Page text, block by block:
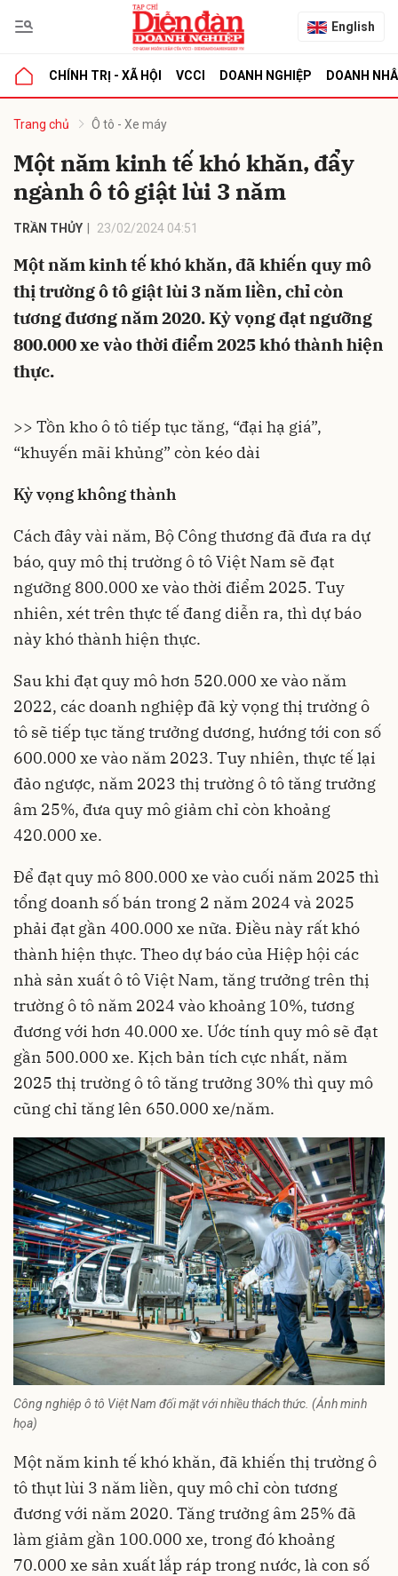
English
CHÍNH TRỊ - XÃ HỘI VCCI DOANH NGHIỆP DOANH
Trang chủ Ô tô - Xe máy
Một năm kinh tế khó khăn, đẩy
ngành ô tô giật lùi 3 năm
TRẦN THỦY 23/02/2024 04:51
Một năm kinh tế khó khăn, đã khiến quy mô
thị trường ô tô giật lùi 3 năm liền, chỉ còn
tương đương năm 2020. Kỳ vọng đạt ngưỡng
800.000 xe vào thời điểm 2025 khó thành hiện
thực.
>> Tồn kho ô tô tiếp tục tăng, “đại hạ giá”,
“khuyến mãi khủng” còn kéo dài
Kỳ vọng không thành
Cách đây vài năm, Bộ Công thương đã đưa ra dự
báo, quy môthị trường ô tôViệt Nam sẽ đạt
ngưỡng 800.000 xe vào thời điểm 2025. Tuy
nhiên, xét trên thực tế đang diễn ra, thì dự báo
này khó thành hiện thực.
Sau khi đạt quy mô hơn 520.000 xe vào năm
2022, các doanh nghiệp đã kỳ vọng thị trường ô
tô sẽ tiếp tục tăng trưởng dương, hướng tới con số
600.000 xe vào năm 2023. Tuy nhiên, thực tế lại
đảo ngược, năm 2023 thị trường ô tô tăng trưởng
âm 25%, đưa quy mô giảm chỉ còn khoảng
420.000 xe.
Để đạt quy mô 800.000 xe vào cuối năm 2025 thì
tổng doanh số bán trong 2 năm 2024 và 2025
phải đạt gần 400.000 xe nữa. Điều này rất khó
thành hiện thực. Theo dự báo của Hiệp hội các
nhà sản xuất ô tô Việt Nam, tăng trưởng trên thị
trường ô tô năm 2024 vào khoảng 10%, tương
đương với hơn 40.000 xe. Ước tính quy mô sẽ đạt
gần 500.000 xe. Kịch bản tích cực nhất, năm
2025 thị trường ô tô tăng trưởng 30% thì quy mô
cũng chỉ tăng lên 650.000 xe/năm.
Công nghiệp ô tô Việt Nam đối mặt với nhiều thách thức. (Ảnh minh
họa)
Một năm kinh tế khó khăn, đã khiến thị trường ô
tô thụt lùi 3 năm liền, quy mô chỉ còn tương
đương với năm 2020. Tăng trưởng âm 25% đã
làm giảm gần 100.000 xe, trong đó khoảng
70.000 xe sản xuất lắp ráp trong nước, là con số
luận
Hủy